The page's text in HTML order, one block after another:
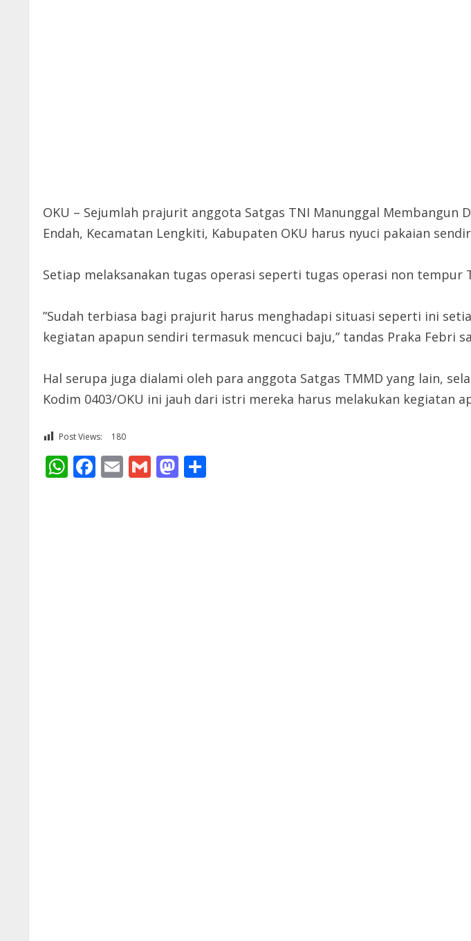
OKU – Sejumlah prajurit anggota Satgas TNI Manunggal Membangun
Endah, Kecamatan Lengkiti, Kabupaten OKU harus nyuci pakaian
Setiap melaksanakan tugas operasi seperti tugas operasi non tempur
”Sudah terbiasa bagi prajurit harus menghadapi situasi seperti ini
kegiatan apapun sendiri termasuk mencuci baju,” tandas Praka Febri
Hal serupa juga dialami oleh para anggota Satgas TMMD yang lain,
Kodim 0403/OKU ini jauh dari istri mereka harus melakukan kegiatan
Post Views: 180
WhatsApp
Facebook
EmailGmailMastodon